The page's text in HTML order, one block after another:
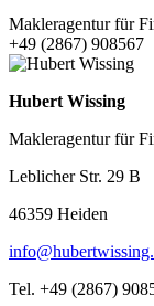
Makleragentur für
+49 (2867) 908567
Hubert Wissing
Makleragentur für
Leblicher Str. 29 B
46359 Heiden
Tel. +49 (2867)